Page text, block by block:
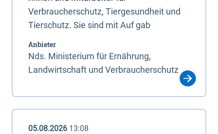
Verbraucherschutz, Tiergesundheit und
Tierschutz. Sie sind mit Auf gab
Anbieter
Nds. Ministerium für Ernährung,
Landwirtschaft und Verbraucherschutz
05.08.2026 13:08